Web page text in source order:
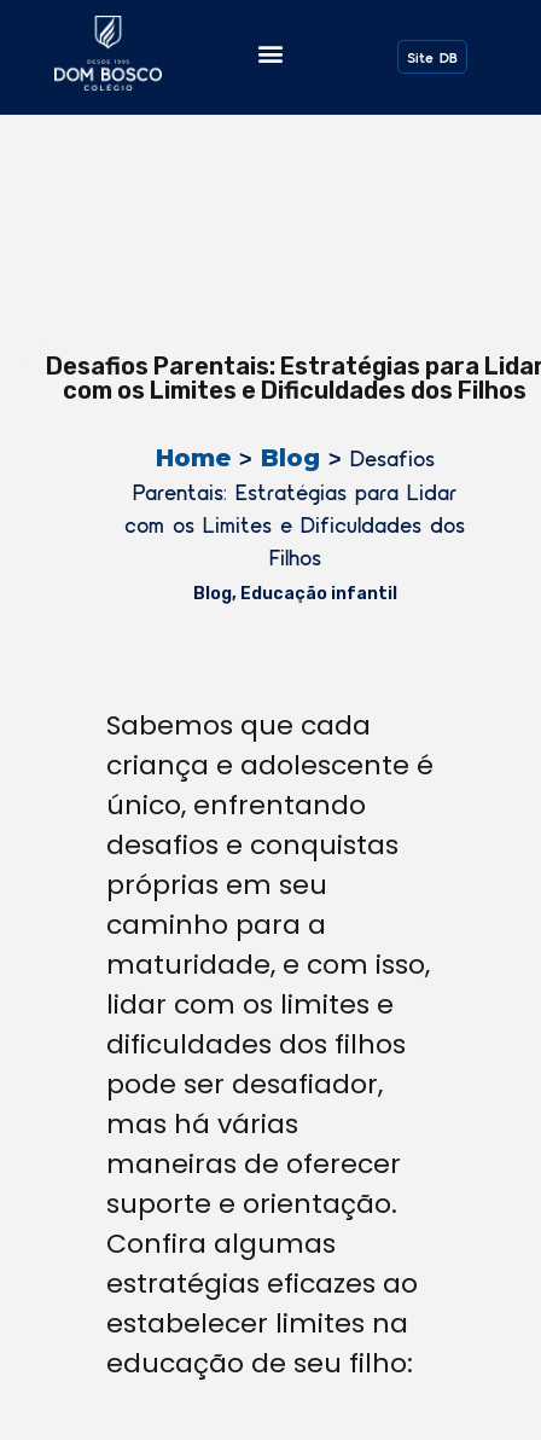
Site DB
Desafios Parentais: Estratégias para
com os Limites e Dificuldades dos Filhos
Home> Blog > Desafios
Parentais: Estratégias para Lidar
com os Limites e Dificuldades dos
Filhos
Blog, Educação infantil
Sabemos que cada
criança e adolescente é
único, enfrentando
desafios e conquistas
próprias em seu
caminho para a
maturidade, e com isso,
lidar com os limites e
dificuldades dos filhos
pode ser desafiador,
mas há várias
maneiras de oferecer
suporte e orientação.
Confira algumas
estratégias eficazes ao
estabelecer limites na
educação de seu filho: